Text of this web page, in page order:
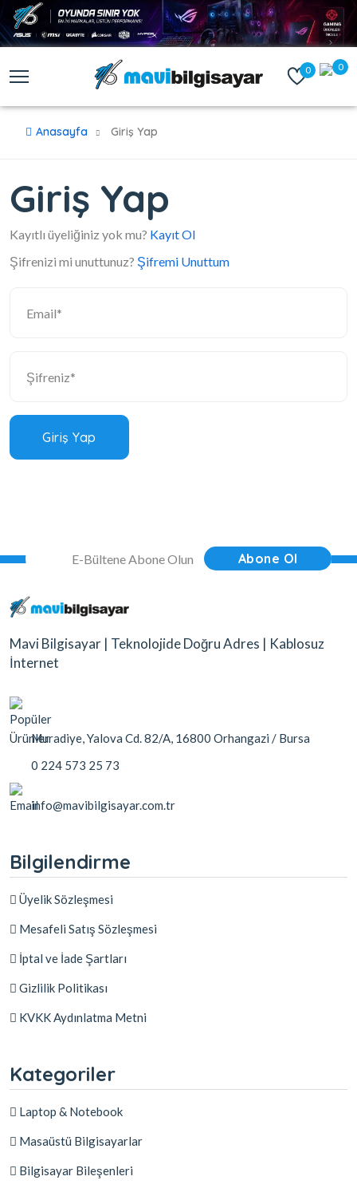
0 0
Anasayfa Giriş Yap
Giriş Yap
Kayıtlı üyeliğiniz yok mu? Kayıt Ol
Şifrenizi mi unuttunuz? Şifremi Unuttum
Giriş Yap
Abone Ol
Mavi Bilgisayar | Teknolojide Doğru Adres | Kablosuz
İnternet
Muradiye, Yalova Cd. 82/A, 16800 Orhangazi / Bursa
0 224 573 25 73
info@mavibilgisayar.com.tr
Bilgilendirme
Üyelik Sözleşmesi
Mesafeli Satış Sözleşmesi
İptal ve İade Şartları
Gizlilik Politikası
KVKK Aydınlatma Metni
Kategoriler
Laptop & Notebook
Masaüstü Bilgisayarlar
Bilgisayar Bileşenleri